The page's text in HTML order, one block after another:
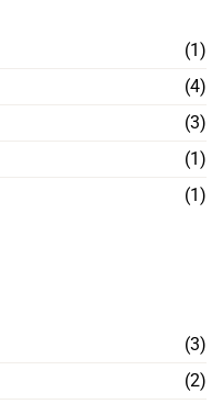
(1)
(4)
(3)
(1)
(1)
(3)
(2)